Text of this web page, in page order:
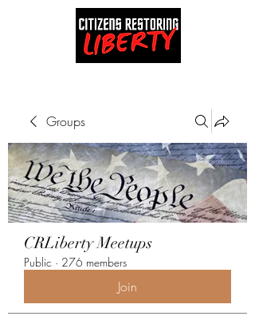
Groups
CRLiberty Meetups
Public · 276 members
Join